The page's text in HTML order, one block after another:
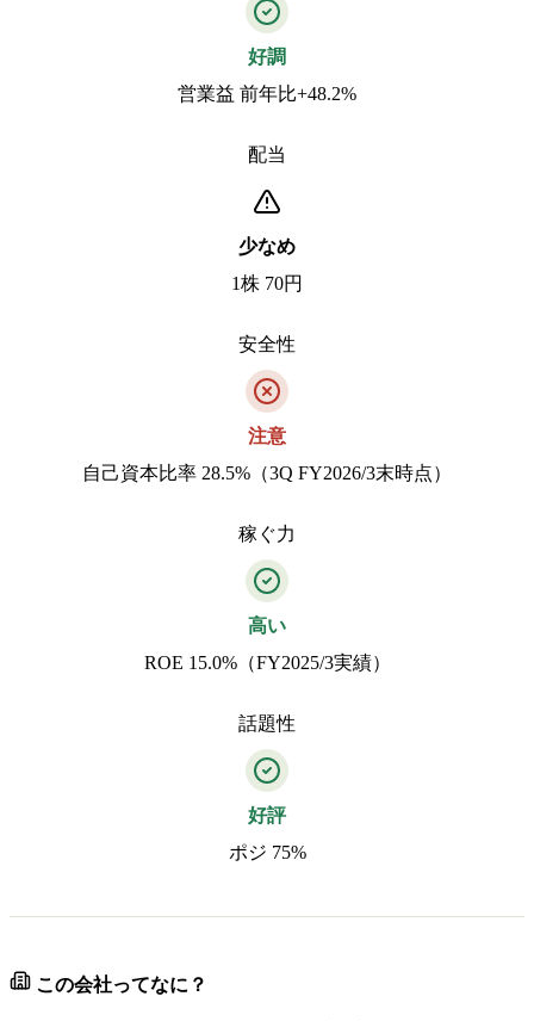
好調
営業益 前年比+48.2%
配当
少なめ
1株 70円
安全性
注意
自己資本比率 28.5%（3Q FY2026/3末時点）
稼ぐ力
高い
ROE 15.0%（FY2025/3実績）
話題性
好評
ポジ 75%
この会社ってなに？